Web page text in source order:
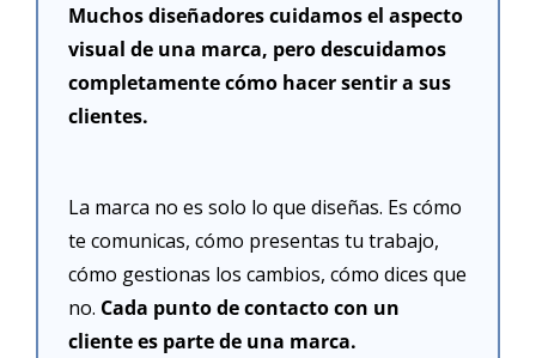
Muchos diseñadores cuidamos el aspecto
visual de una marca, pero descuidamos
completamente cómo hacer sentir a sus
clientes.
La marca no es solo lo que diseñas. Es cómo
te comunicas, cómo presentas tu trabajo,
cómo gestionas los cambios, cómo dices que
no. Cada punto de contacto con un
cliente es parte de una marca.